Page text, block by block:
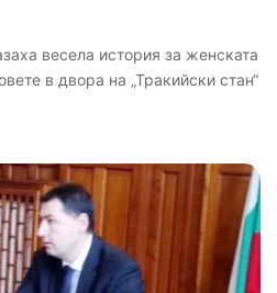
весела история за женската
в двора на „Тракийски стан“